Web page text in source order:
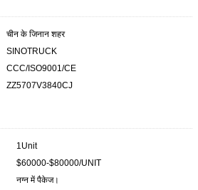
चीन के जिनान शहर
SINOTRUCK
CCC/ISO9001/CE
ZZ5707V3840CJ
1Unit
$60000-$80000/UNIT
नग्न में पैकेज।